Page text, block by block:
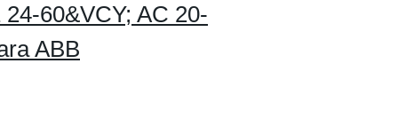
60&VCY; AC 20-
ABB